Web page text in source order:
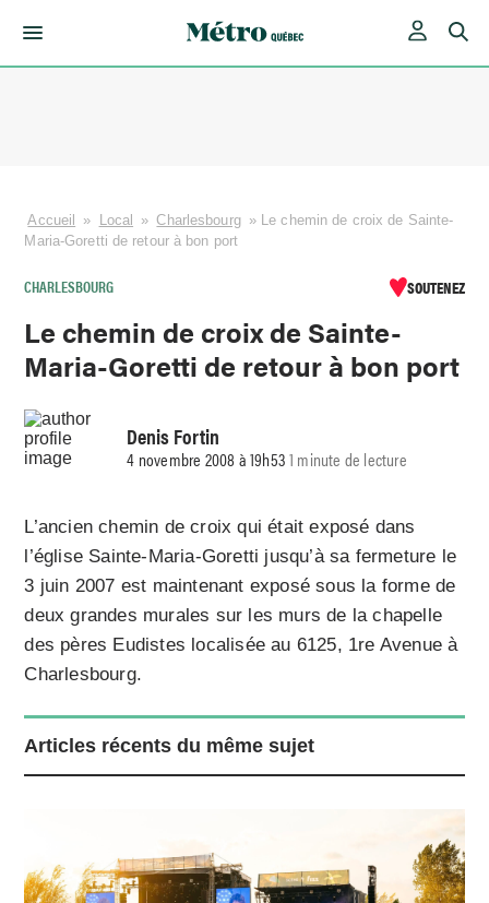
Accueil » Local » Charlesbourg » Le chemin de croix de Sainte-
Maria-Goretti de retour à bon port
CHARLESBOURG SOUTENEZ
Le chemin de croix de Sainte-
Maria-Goretti de retour à bon port
Denis Fortin
4 novembre 2008 à 19h531 minute de lecture
L’ancien chemin de croix qui était exposé dans
l’église Sainte-Maria-Goretti jusqu’à sa fermeture le
3 juin 2007 est maintenant exposé sous la forme de
deux grandes murales sur les murs de la chapelle
des pères Eudistes localisée au 6125, 1re Avenue à
Charlesbourg.
Articles récents du même sujet